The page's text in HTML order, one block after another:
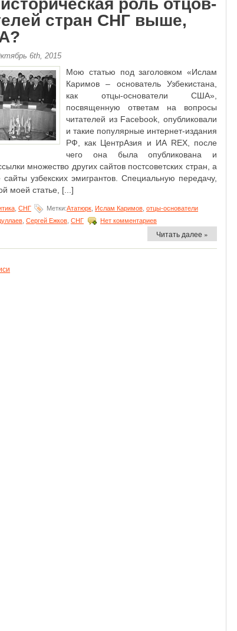
роль отцов-
стран СНГ выше,
6th, 2015
Мою статью под заголовком «Ислам
Каримов – основатель Узбекистана,
как отцы-основатели США»,
посвященную ответам на вопросы
читателей из Facebook, опубликовали
и такие популярные интернет-издания
РФ, как ЦентрАзия и ИА REX, после
чего она была опубликована и
множество других сайтов постсоветских стран, а
сайты узбекских эмигрантов. Специальную передачу,
моей статье, [...]
СНГ Метки:Ататюрк Ислам Каримов отцы-основатели
Сергей Ежков СНГ Нет комментариев
Читать далее »